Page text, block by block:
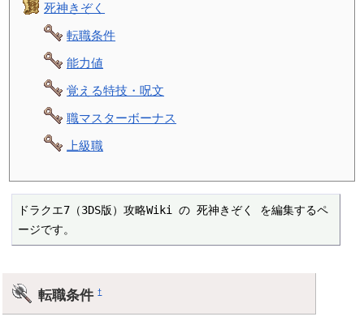
死神きぞく
転職条件
能力値
覚える特技・呪文
職マスターボーナス
上級職
ドラクエ7（3DS版）攻略Wiki の 死神きぞく を編集するペ
ージです。
転職条件†